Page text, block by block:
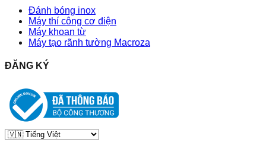
Đánh bóng inox
Máy thí công cơ điện
Máy khoan từ
Máy tạo rãnh tường Macroza
ĐĂNG KÝ